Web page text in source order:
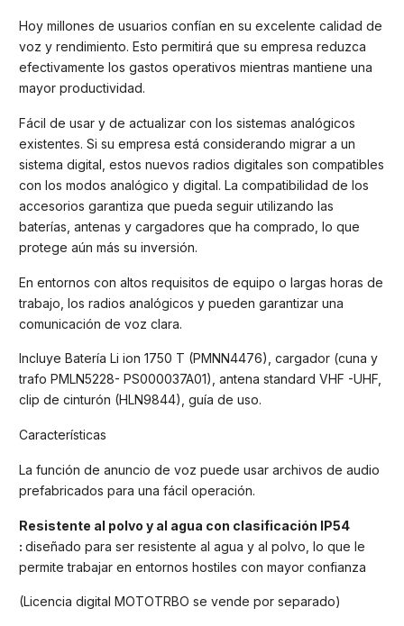
Hoy millones de usuarios confían en su excelente calidad de
voz y rendimiento. Esto permitirá que su empresa reduzca
efectivamente los gastos operativos mientras mantiene una
mayor productividad.
Fácil de usar y de actualizar con los sistemas analógicos
existentes. Si su empresa está considerando migrar a un
sistema digital, estos nuevos radios digitales son compatibles
con los modos analógico y digital. La compatibilidad de los
accesorios garantiza que pueda seguir utilizando las
baterías, antenas y cargadores que ha comprado, lo que
protege aún más su inversión.
En entornos con altos requisitos de equipo o largas horas de
trabajo, los radios analógicos y pueden garantizar una
comunicación de voz clara.
Incluye Batería Li ion 1750 T (PMNN4476), cargador (cuna y
trafo PMLN5228- PS000037A01), antena standard VHF -UHF,
clip de cinturón (HLN9844), guía de uso.
Características
La función de anuncio de voz puede usar archivos de audio
prefabricados para una fácil operación.
Resistente al polvo y al agua con clasificación IP54
: diseñado para ser resistente al agua y al polvo, lo que le
permite trabajar en entornos hostiles con mayor confianza
(Licencia digital MOTOTRBO se vende por separado)